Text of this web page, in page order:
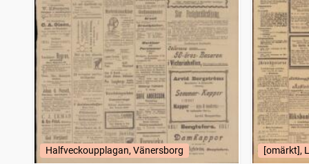
Karlstadstidningen
1
träffar
Arbetet (1887)
1
träffar
Skånska dagbladets hyres och platslista
1
träffar
Sydsvenska dagbladet
1
träffar
Motalaposten
1
träffar
Lunds dagblad
träffar
Roslagens tidning
1
träffar
Halland
1
träffar
Söderköpingsposten
1
träffar
Gotlands allehanda
1
träffar
Halfveckoupplagan, Vänersborg [omärkt],